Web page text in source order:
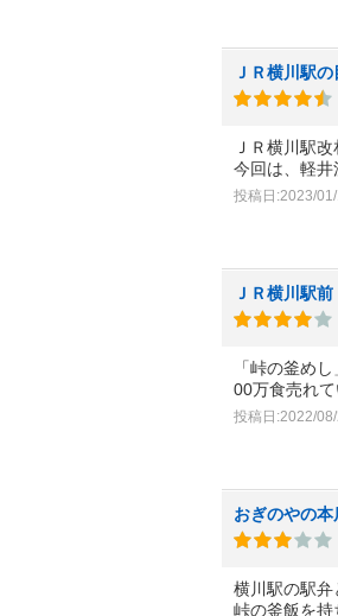
ＪＲ横川駅
ＪＲ横川駅
今回は、軽
投稿日:2023/
ＪＲ横川駅
「峠の釜め
00万食売れ
投稿日:2022/08/
おぎのやの本
横川駅の駅弁
峠の釜飯を